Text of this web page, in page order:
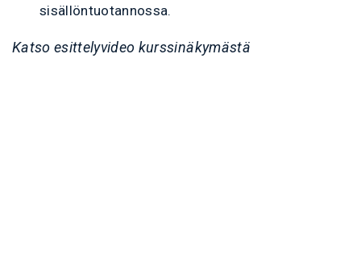
sisällöntuotannossa.
Katso esittelyvideo kurssinäkymästä